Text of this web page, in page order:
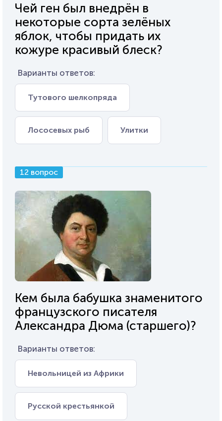
Чей ген был внедрён в
некоторые сорта зелёных
яблок, чтобы придать их
кожуре красивый блеск?
Варианты ответов:
Тутового шелкопряда
Лососевых рыб Улитки
12 вопрос
Кем была бабушка знаменитого
французского писателя
Александра Дюма (старшего)?
Варианты ответов:
Невольницей из Африки
Русской крестьянкой